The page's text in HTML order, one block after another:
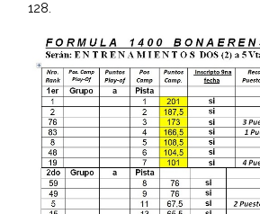
128.